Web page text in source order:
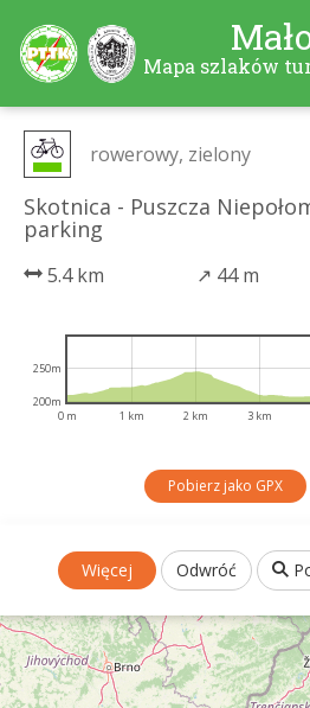
Mapa szlaków
rowerowy, zielony
Skotnica - Puszcza
parking
5.4 km ↗ 44 m
0 m 1 km 2 km 3 km
200m
250m
Pobierz jako GPX
Więcej Odwróć